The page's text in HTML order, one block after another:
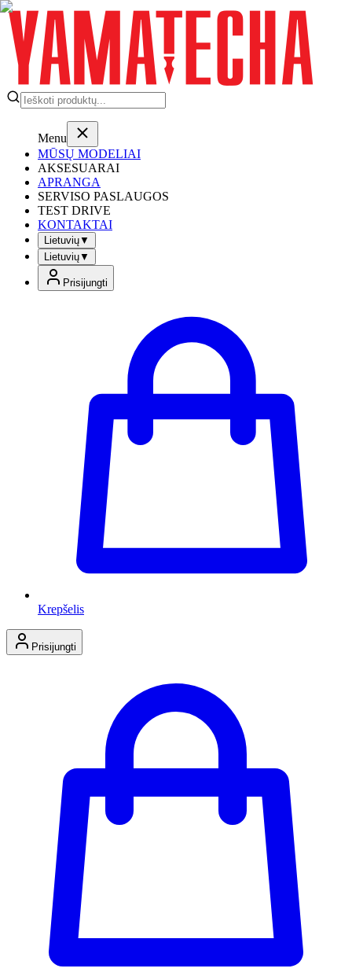
Menu
MŪSŲ MODELIAI
AKSESUARAI
APRANGA
SERVISO PASLAUGOS
TEST DRIVE
KONTAKTAI
Lietuvių▼
Lietuvių▼
Prisijungti
Krepšelis
Prisijungti